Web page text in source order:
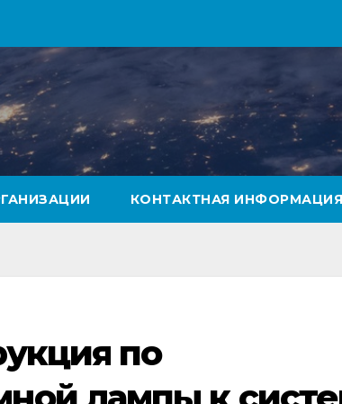
КОНТАКТНАЯ ИНФОРМАЦИЯ
по